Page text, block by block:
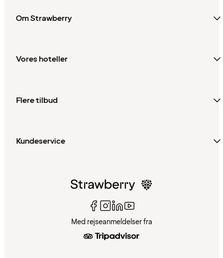
Om Strawberry
Vores hoteller
Flere tilbud
Kundeservice
Med rejseanmeldelser fra